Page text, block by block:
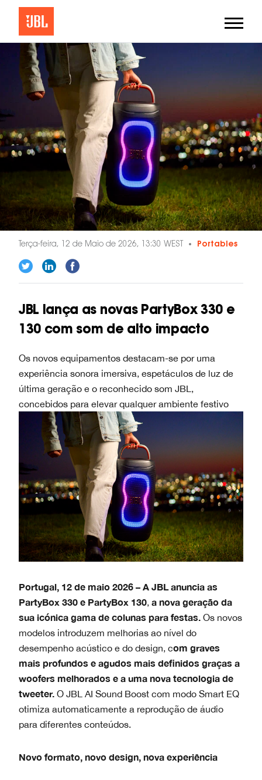
Terça-feira, 12 de Maio de 2026, 13:30 WEST Portables
JBL lança as novas PartyBox 330 e
130 com som de alto impacto
Os novos equipamentos destacam-se por uma
experiência sonora imersiva, espetáculos de luz de
última geração e o reconhecido som JBL,
concebidos para elevar qualquer ambiente festivo
Portugal, 12 de maio 2026 – A JBL anuncia as
PartyBox 330 e PartyBox 130, a nova geração da
sua icónica gama de colunas para festas. Os novos
modelos introduzem melhorias ao nível do
desempenho acústico e do design, com graves
mais profundos e agudos mais definidos graças a
woofers melhorados e a uma nova tecnologia de
tweeter. O JBL AI Sound Boost com modo Smart EQ
otimiza automaticamente a reprodução de áudio
para diferentes conteúdos.
Novo formato, novo design, nova experiência